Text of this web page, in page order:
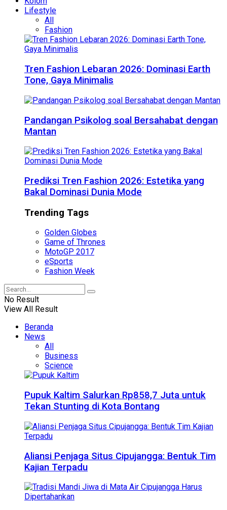
Lifestyle
All
Fashion
Tren Fashion Lebaran 2026: Dominasi Earth
Tone, Gaya Minimalis
Pandangan Psikolog soal Bersahabat dengan
Mantan
Prediksi Tren Fashion 2026: Estetika yang
Bakal Dominasi Dunia Mode
Trending Tags
Golden Globes
Game of Thrones
MotoGP 2017
eSports
Fashion Week
No Result
View All Result
Beranda
News
All
Business
Science
Pupuk Kaltim Salurkan Rp858,7 Juta untuk
Tekan Stunting di Kota Bontang
Aliansi Penjaga Situs Cipujangga: Bentuk Tim
Kajian Terpadu